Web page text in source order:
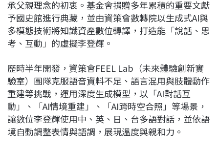
承父親理念的初衷。基金會捐贈多年累積的重要文獻
予國史館進行典藏，並由資策會數轉院以生成式AI與
多模態技術將知識資產數位轉譯，打造能「說話、思
考、互動」的虛擬李登輝。
歷時半年開發，資策會FEEL Lab（未來體驗創新實
驗室）團隊克服語音資料不足、語言混用與肢體動作
重建等挑戰，運用深度生成模型，以「AI對話互
動」、「AI情境重建」、「AI跨時空合照」等場景，
讓數位李登輝使用中、英、日、台多語對話，並依語
境自動調整表情與語調，展現溫度與親和力。